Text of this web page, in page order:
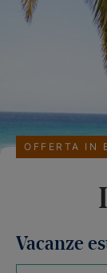
OFFERTA IN
Vacanze